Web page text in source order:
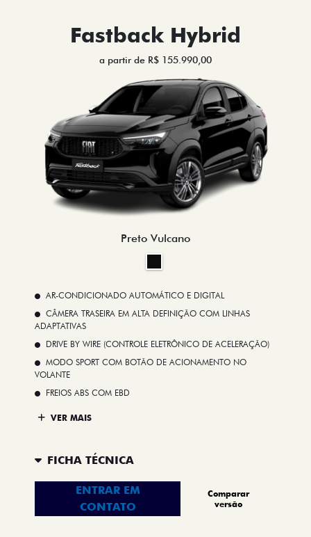
Fastback Hybrid
a partir de R$ 155.990,00
Preto Vulcano
AR-CONDICIONADO AUTOMÁTICO E DIGITAL
CÂMERA TRASEIRA EM ALTA DEFINIÇÃO COM LINHAS
ADAPTATIVAS
DRIVE BY WIRE (CONTROLE ELETRÔNICO DE ACELERAÇÃO)
MODO SPORT COM BOTÃO DE ACIONAMENTO NO
VOLANTE
FREIOS ABS COM EBD
VER MAIS
FICHA TÉCNICA
ENTRAR EM
CONTATO
Comparar
versão